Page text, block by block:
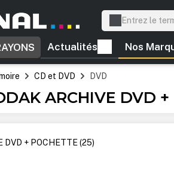
navigation principale
Actualités Nos
CD et DVD DVD
ARCHIVE DVD